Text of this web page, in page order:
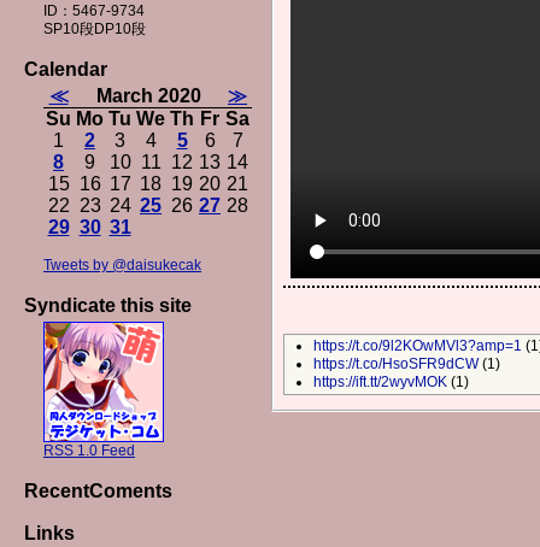
https://t.co/9l2KOwMVl3?amp=1
https://t.co/HsoSFR9dCW(1)
https://ift.tt/2wyvMOK (1)
ID：5467-9734
SP10段DP10段
Calendar
≪
March 2020
≫
Su Mo Tu We Th Fr Sa
1
2 3 4 5 6
7
8
9 10 11 12 13 14
15 16 17 18 19 20 21
22 23 24 25 26 27 28
29 30 31
Tweets by @daisukecak
Syndicate this site
RSS 1.0 Feed
RecentComents
Links